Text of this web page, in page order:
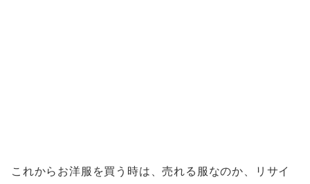
これからお洋服を買う時は、売れる服なのか、リサイ